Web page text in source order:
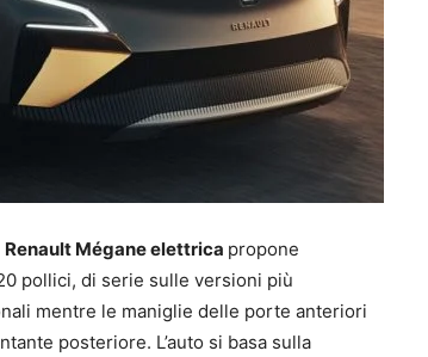
Renault Mégane elettrica propone
pollici, di serie sulle versioni più
mentre le maniglie delle porte anteriori
posteriore. L’auto si basa sulla